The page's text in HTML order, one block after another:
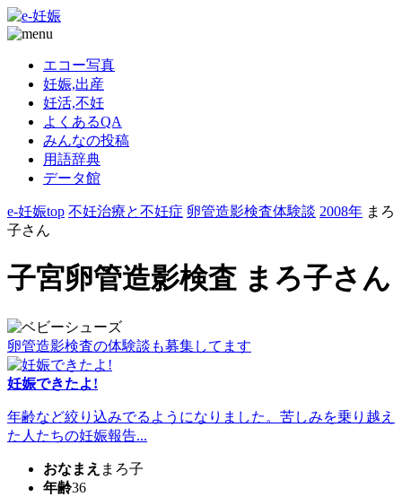
エコー写真
妊娠,出産
妊活,不妊
よくあるQA
みんなの投稿
用語辞典
データ館
e-妊娠top 不妊治療と不妊症 卵管造影検査体験談 2008年 まろ
子さん
子宮卵管造影検査 まろ子さん
卵管造影検査の体験談も募集してます
妊娠できたよ!
年齢など絞り込みでるようになりました。苦しみを乗り越え
た人たちの妊娠報告...
おなまえ まろ子
年齢36